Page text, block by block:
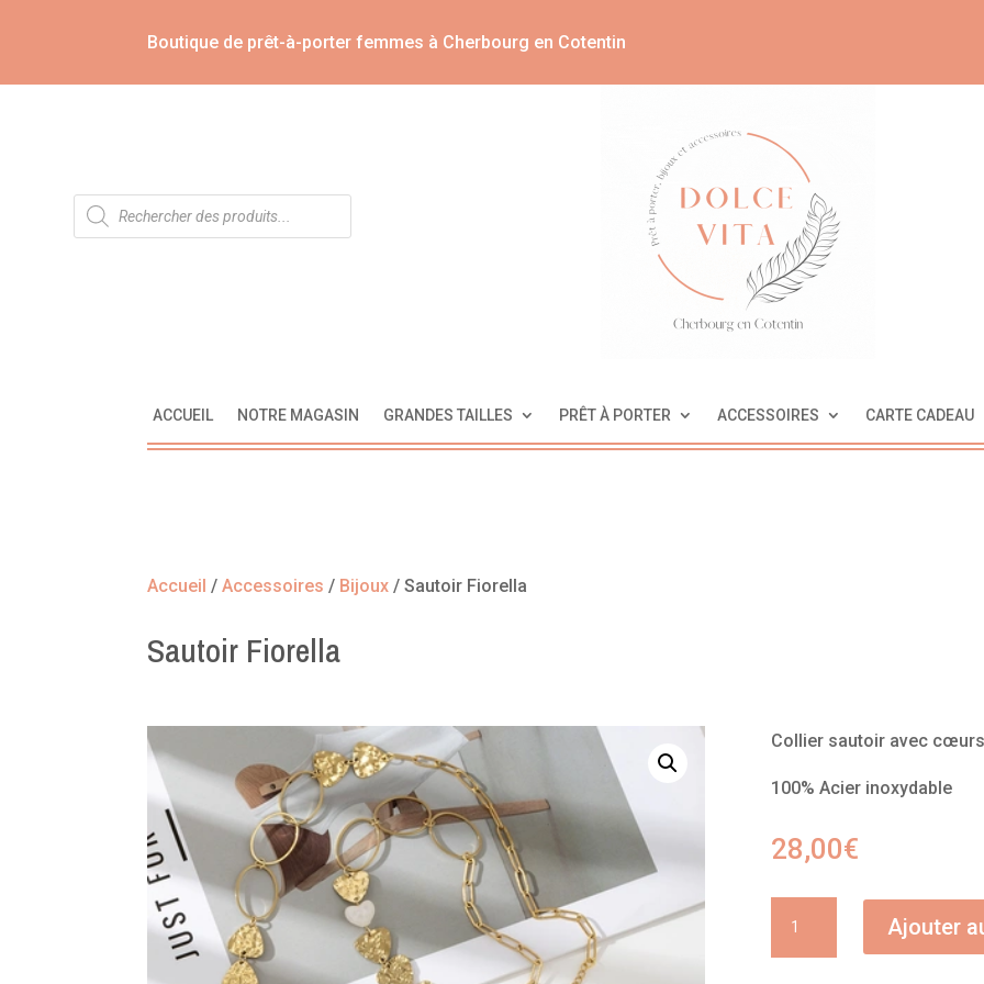
Boutique de prêt-à-porter femmes à Cherbourg en Cotentin
Recherche
de
produits
ACCUEIL NOTRE MAGASIN GRANDES TAILLES PRÊT À PORTER ACCESSOIRES CARTE CADEAU
Accueil /Accessoires / Bijoux / Sautoir Fiorella
Sautoir Fiorella
Collier sautoir avec cœurs
100% Acier inoxydable
28,00€
Ajouter